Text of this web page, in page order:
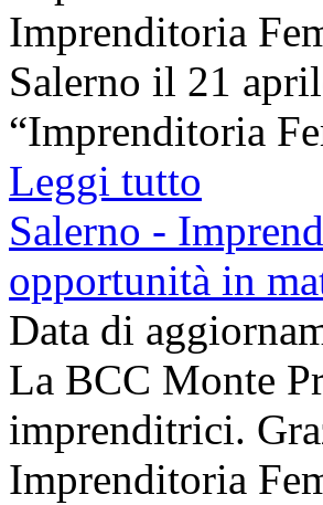
Imprenditoria
Salerno il 21
“Imprenditoria
Leggi tutto
Salerno -
opportunità in
Data di
La BCC Monte
imprenditrici.
Imprenditoria